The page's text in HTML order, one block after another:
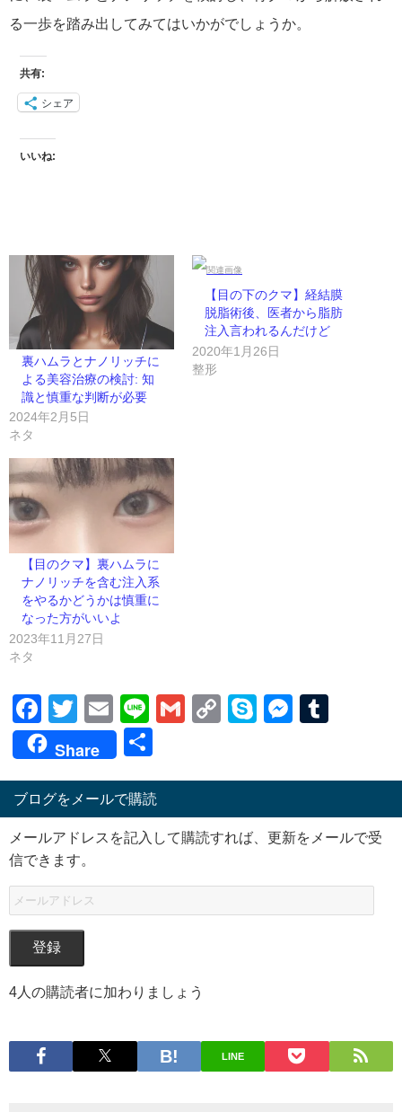
る一歩を踏み出してみてはいかがでしょうか。
共有:
シェア
いいね:
裏ハムラとナノリッチに
よる美容治療の検討: 知
識と慎重な判断が必要
2024年2月5日
ネタ
【目の下のクマ】経結膜
脱脂術後、医者から脂肪
注入言われるんだけど
2020年1月26日
整形
【目のクマ】裏ハムラに
ナノリッチを含む注入系
をやるかどうかは慎重に
なった方がいいよ
2023年11月27日
ネタ
Facebook
Twitter
EmailLineGmailCopySkype
Share
ブログをメールで購読
メールアドレスを記入して購読すれば、更新をメールで受
信できます。
登録
4人の購読者に加わりましょう
LINE